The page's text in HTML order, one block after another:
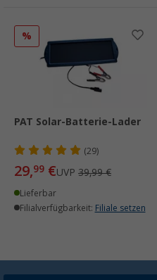
%
PAT Solar-Batterie-Lader
(29)
29,99 €UVP 39,99 €
Lieferbar
Filialverfügbarkeit: Filiale setzen